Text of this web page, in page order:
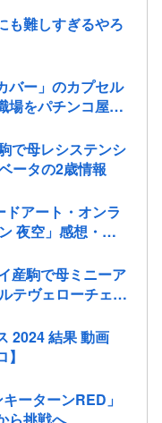
も難しすぎるやろ
バー」のカプセル
場をパチンコ屋に
で母レシステンシ
ータの2歳情報
ドアート・オンラ
夜空」感想・評
アスタート、原
てる演出はどう
産駒で母ミニーア
テヴェローチェの
2024 結果 動画
ーターンRED」